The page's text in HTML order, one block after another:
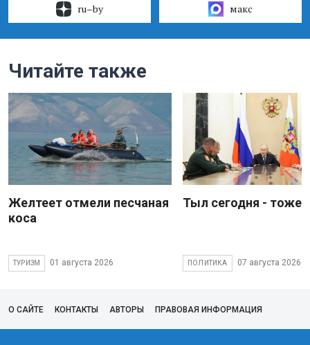
ru–by макс
Читайте также
Желтеет отмели песчаная
коса
ТУРИЗМ 01 августа 2026
Тыл сегодня - тоже
ПОЛИТИКА 07 августа 2026
О САЙТЕ КОНТАКТЫ АВТОРЫ ПРАВОВАЯ ИНФОРМАЦИЯ